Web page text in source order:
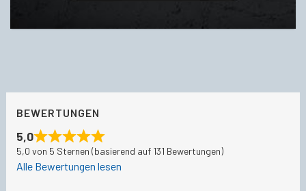
BEWERTUNGEN
5,0
5,0 von 5 Sternen (basierend auf 131 Bewertungen)
Alle Bewertungen lesen